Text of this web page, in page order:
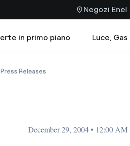
Negozi Enel
in primo piano Luce, Gas
Releases
December 29, 2004 • 12:00 AM